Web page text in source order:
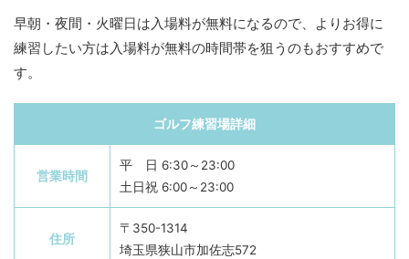
早朝・夜間・火曜日は入場料が無料になるので、よりお得に
練習したい方は入場料が無料の時間帯を狙うのもおすすめで
す。
ゴルフ練習場詳細
営業時間
平 日 6:30～23:00
土日祝 6:00～23:00
住所
〒350-1314
埼玉県狭山市加佐志572